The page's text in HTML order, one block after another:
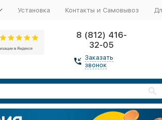
Установка Контакты и Самовывоз
8 (812) 416-
32-05
Заказать
звонок